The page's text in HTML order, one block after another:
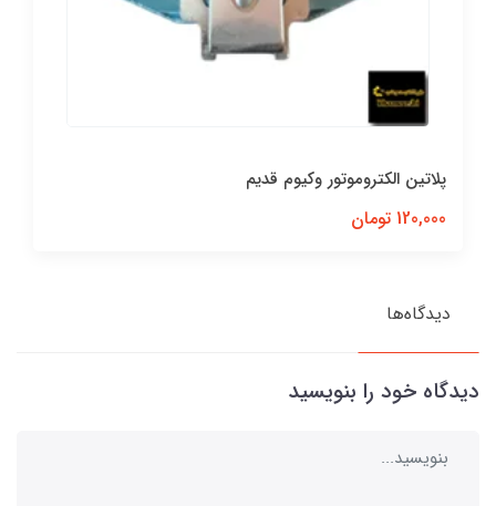
پلاتین الکتروموتور وکیوم قدیم
120,000 تومان
دیدگاه‌ها
دیدگاه خود را بنویسید